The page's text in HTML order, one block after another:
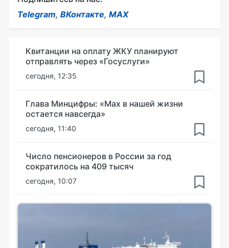
Telegram, ВКонтакте, MAX
Квитанции на оплату ЖКУ планируют
отправлять через «Госуслуги»
сегодня, 12:35
Глава Минцифры: «Мах в нашей жизни
остается навсегда»
сегодня, 11:40
Число пенсионеров в России за год
сократилось на 409 тысяч
сегодня, 10:07